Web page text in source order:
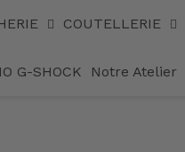
COUTELLERIE
G-SHOCK Notre Atelier